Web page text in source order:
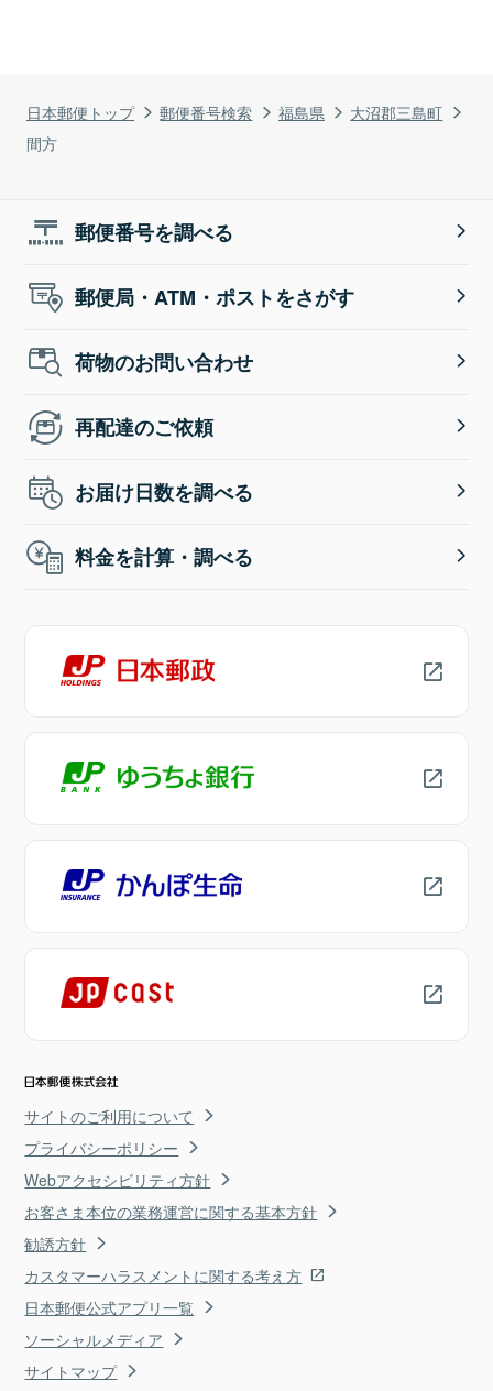
日本郵便トップ 郵便番号検索 福島県
大沼郡三島町
間方
郵便番号を調べる
郵便局・ATM・ポストをさがす
荷物のお問い合わせ
再配達のご依頼
お届け日数を調べる
料金を計算・調べる
サイトのご利用について
プライバシーポリシー
Webアクセシビリティ方針
お客さま本位の業務運営に関する基本方針
勧誘方針
カスタマーハラスメントに関する考え方
日本郵便公式アプリ一覧
ソーシャルメディア
サイトマップ